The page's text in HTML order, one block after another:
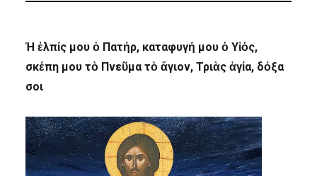
Ἡ ἐλπίς μου ὁ Πατήρ, καταφυγή μου ὁ Υἱός,
σκέπη μου τὸ Πνεῦμα τὸ ἅγιον, Τριὰς ἁγία, δόξα
σοι